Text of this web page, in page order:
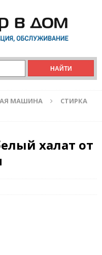
МАШИНА
СТИРКА
халат от